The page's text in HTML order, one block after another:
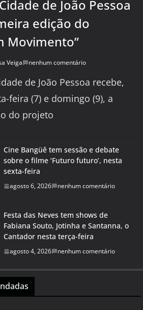
de João Pessoa
edição do
Movimento”
Veiga nenhum comentário
de João Pessoa recebe,
feira (7) e domingo (9), a
do projeto
Cine Bangüê tem sessão e debate
sobre o filme ‘Futuro futuro’, nesta
sexta-feira
agosto 6, 2026 nenhum comentário
Festa das Neves tem shows de
Fabiana Souto, Jotinha e Santanna, o
Cantador nesta terça-feira
agosto 4, 2026 nenhum comentário